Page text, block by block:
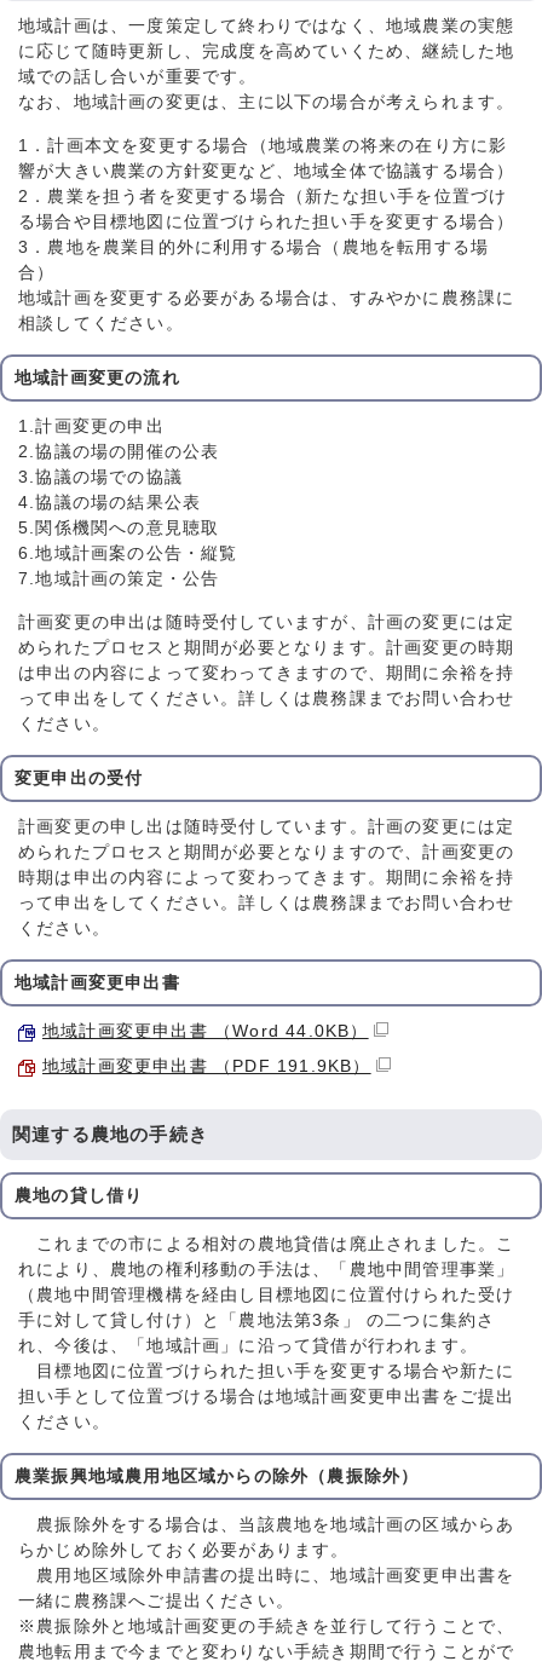
地域計画は、一度策定して終わりではなく、地域農業の実態
に応じて随時更新し、完成度を高めていくため、継続した地
域での話し合いが重要です。
なお、地域計画の変更は、主に以下の場合が考えられます。
1．計画本文を変更する場合（地域農業の将来の在り方に影
響が大きい農業の方針変更など、地域全体で協議する場合）
2．農業を担う者を変更する場合（新たな担い手を位置づけ
る場合や目標地図に位置づけられた担い手を変更する場合）
3．農地を農業目的外に利用する場合（農地を転用する場
合）
地域計画を変更する必要がある場合は、すみやかに農務課に
相談してください。
地域計画変更の流れ
1.計画変更の申出
2.協議の場の開催の公表
3.協議の場での協議
4.協議の場の結果公表
5.関係機関への意見聴取
6.地域計画案の公告・縦覧
7.地域計画の策定・公告
計画変更の申出は随時受付していますが、計画の変更には定
められたプロセスと期間が必要となります。計画変更の時期
は申出の内容によって変わってきますので、期間に余裕を持
って申出をしてください。詳しくは農務課までお問い合わせ
ください。
変更申出の受付
計画変更の申し出は随時受付しています。計画の変更には定
められたプロセスと期間が必要となりますので、計画変更の
時期は申出の内容によって変わってきます。期間に余裕を持
って申出をしてください。詳しくは農務課までお問い合わせ
ください。
地域計画変更申出書
地域計画変更申出書 （Word 44.0KB）
地域計画変更申出書 （PDF 191.9KB）
関連する農地の手続き
農地の貸し借り
これまでの市による相対の農地貸借は廃止されました。こ
れにより、農地の権利移動の手法は、「農地中間管理事業」
（農地中間管理機構を経由し目標地図に位置付けられた受け
手に対して貸し付け）と「農地法第3条」 の二つに集約さ
れ、今後は、「地域計画」に沿って貸借が行われます。
目標地図に位置づけられた担い手を変更する場合や新たに
担い手として位置づける場合は地域計画変更申出書をご提出
ください。
農業振興地域農用地区域からの除外（農振除外）
農振除外をする場合は、当該農地を地域計画の区域からあ
らかじめ除外しておく必要があります。
農用地区域除外申請書の提出時に、地域計画変更申出書を
⼀緒に農務課へご提出ください。
※農振除外と地域計画変更の手続きを並行して行うことで、
農地転用まで今までと変わりない手続き期間で行うことがで